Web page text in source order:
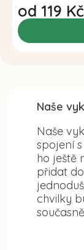
od 119 Kč
Měrná
cena:
Naše
Naše
spojení
ho ještě
přidat
chvilky